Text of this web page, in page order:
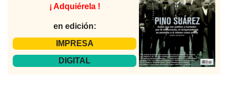
¡ Adquiérela !
en edición:
IMPRESA
DIGITAL